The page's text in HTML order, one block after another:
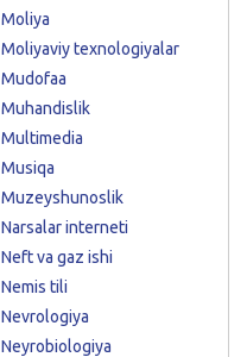
Moliya
Moliyaviy texnologiyalar
Mudofaa
Muhandislik
Multimedia
Musiqa
Muzeyshunoslik
Narsalar interneti
Neft va gaz ishi
Nemis tili
Nevrologiya
Neyrobiologiya